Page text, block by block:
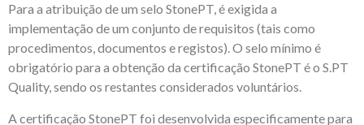
Para a atribuição de um selo StonePT, é exigida a
implementação de um conjunto de requisitos (tais como
procedimentos, documentos e registos). O selo mínimo é
obrigatório para a obtenção da certificação StonePT é o S.PT
Quality, sendo os restantes considerados voluntários.
A certificação StonePT foi desenvolvida especificamente para